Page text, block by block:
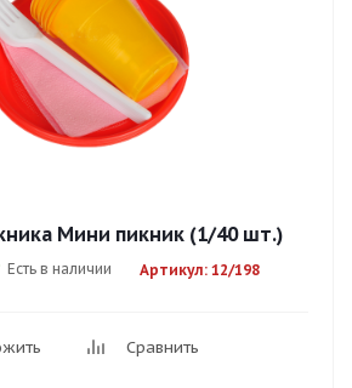
Мини пикник (1/40 шт.)
Есть в наличии Артикул: 12/198
Сравнить